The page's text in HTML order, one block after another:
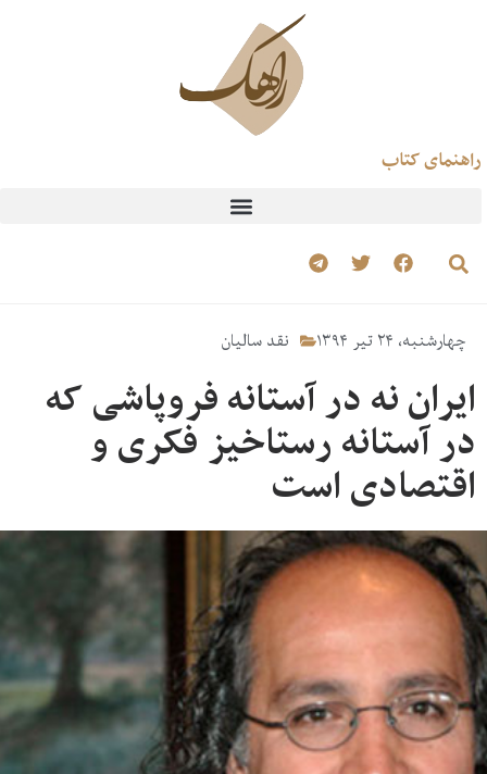
راهنمای کتاب
چهارشنبه، ۲۴ تیر ۱۳۹۴ نقد سالیان
ایران نه در آستانه فروپاشی که
در آستانه رستاخیز فکری و
اقتصادی است